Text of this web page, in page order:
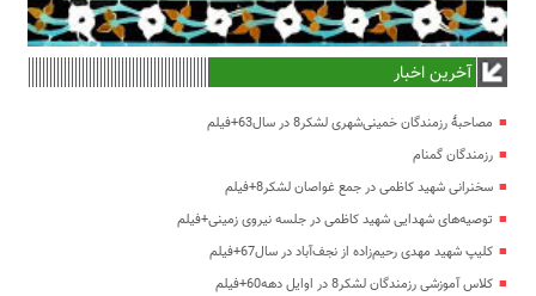
آخرین اخبار
مصاحبۀ رزمندگان خمینی‌شهری لشکر8 در سال63+فیلم
رزمندگان گمنام
سخنرانی شهید کاظمی در جمع غواصان لشکر8+فیلم
توصیه‌های شهدایی شهید کاظمی در جلسه نیروی زمینی+فیلم
کلیپ شهید مهدی رحیم‌زاده از نجف‌آباد در سال67+فیلم
کلاس آموزشی رزمندگان لشکر8 در اوایل دهه60+فیلم